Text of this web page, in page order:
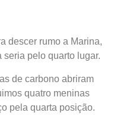
descer rumo a Marina,
pelo quarto lugar.
de carbono abriram
quatro meninas
pela quarta posição.